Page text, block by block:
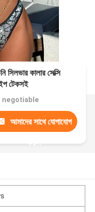
সিলভার কালার সেক্সি
টেকসই
negotiable
আমাদের সাথে যোগাযোগ
করুন